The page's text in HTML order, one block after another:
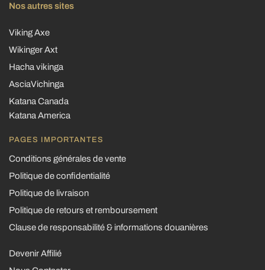
Nos autres sites
Viking Axe
Wikinger Axt
Hacha vikinga
AsciaVichinga
Katana Canada
Katana America
PAGES IMPORTANTES
Conditions générales de vente
Politique de confidentialité
Politique de livraison
Politique de retours et remboursement
Clause de responsabilité & informations douanières
Devenir Affilié